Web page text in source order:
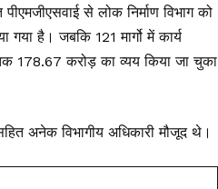
से लोक निर्माण विभाग को
गया है। जबकि 121 मार्गो में कार्य
178.67 करोड़ का व्यय किया जा चुका
अनेक विभागीय अधिकारी मौजूद थे।